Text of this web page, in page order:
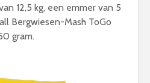
12,5 kg, een emmer van 5
Bergwiesen-Mash ToGo
gram.